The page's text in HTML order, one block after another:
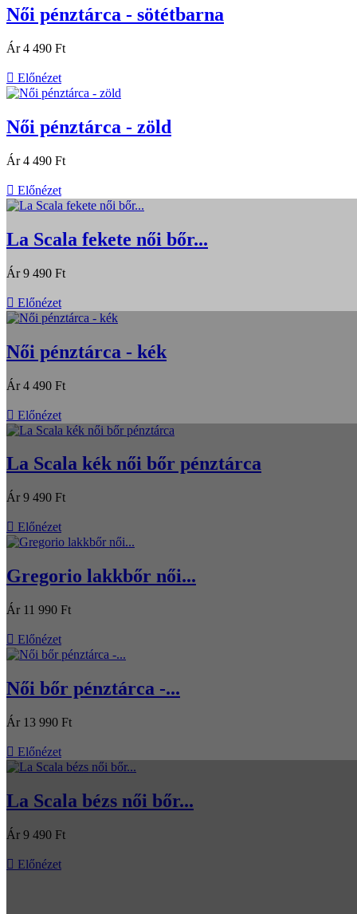
Női pénztárca - sötétbarna
Ár 4 490 Ft
 Előnézet
Női pénztárca - zöld
Ár 4 490 Ft
 Előnézet
La Scala fekete női bőr...
Ár 9 490 Ft
 Előnézet
Női pénztárca - kék
Ár 4 490 Ft
 Előnézet
La Scala kék női bőr pénztárca
Ár 9 490 Ft
 Előnézet
Gregorio lakkbőr női...
Ár 11 990 Ft
 Előnézet
Női bőr pénztárca -...
Ár 13 990 Ft
 Előnézet
La Scala bézs női bőr...
Ár 9 490 Ft
 Előnézet